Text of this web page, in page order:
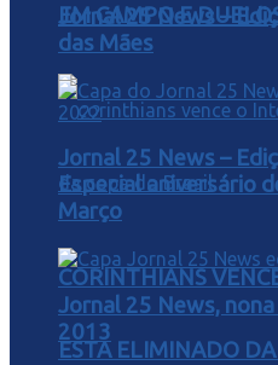
EM CAMPO E
CORINTHIANS
ESTA ELIMINADO
Jornal 25 News –
das Mães
Jornal 25 News –
Especial aniversário
Março
Jornal 25 News,
2013